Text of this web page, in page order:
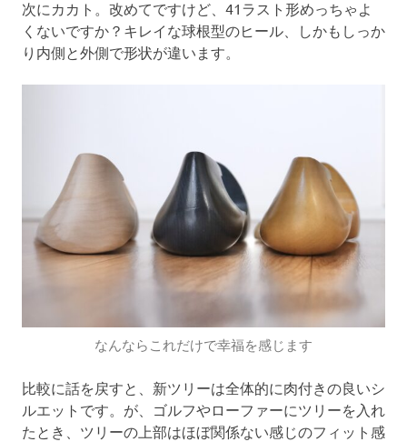
次にカカト。改めてですけど、41ラスト形めっちゃよ
くないですか？キレイな球根型のヒール、しかもしっか
り内側と外側で形状が違います。
なんならこれだけで幸福を感じます
比較に話を戻すと、新ツリーは全体的に肉付きの良いシ
ルエットです。が、ゴルフやローファーにツリーを入れ
たとき、ツリーの上部はほぼ関係ない感じのフィット感